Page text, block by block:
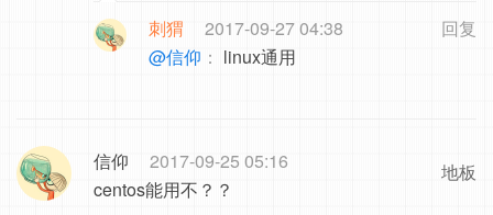
回复
刺猬
2017-09-27 04:38
@信仰 ： linux通用
地板
信仰
2017-09-25 05:16
centos能用不？？